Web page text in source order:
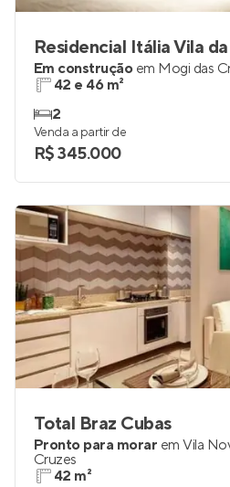
Residencial Itália Vila
Em construção em Mogi das
42 e 46 m²
2
Venda a partir de
R$ 345.000
Total Braz Cubas
Pronto para morar em Vila
Cruzes
42 m²